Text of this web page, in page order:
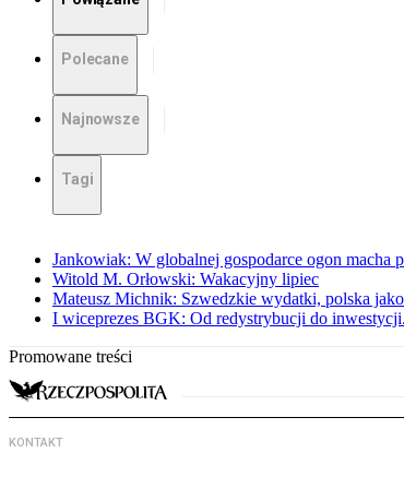
Polecane
Najnowsze
Tagi
Jankowiak: W globalnej gospodarce ogon macha
Witold M. Orłowski: Wakacyjny lipiec
Mateusz Michnik: Szwedzkie wydatki, polska
I wiceprezes BGK: Od redystrybucji do
Promowane treści
KONTAKT